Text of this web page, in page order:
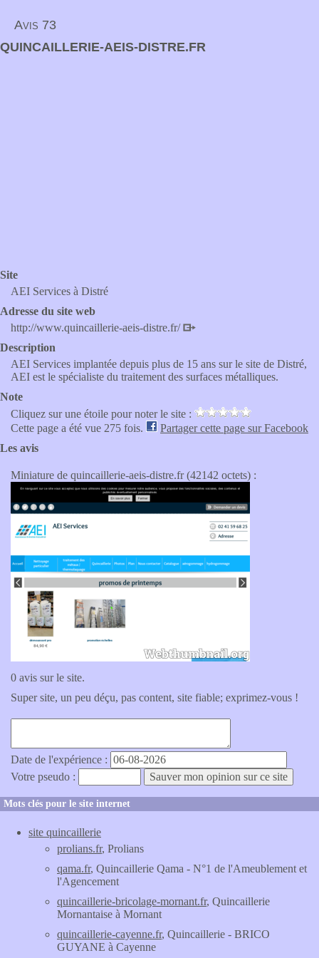
Avis 73
QUINCAILLERIE-AEIS-DISTRE.FR
Site
AEI Services à Distré
Adresse du site web
http://www.quincaillerie-aeis-distre.fr/
Description
AEI Services implantée depuis plus de 15 ans sur le site de Distré,
AEI est le spécialiste du traitement des surfaces métalliques.
Note
Cliquez sur une étoile pour noter le site :
Cette page a été vue 275 fois.
Partager cette page sur Facebook
Les avis
Miniature de quincaillerie-aeis-distre.fr (42142 octets) :
0 avis sur le site.
Super site, un peu déçu, pas content, site fiable; exprimez-vous !
Date de l'expérience :
Votre pseudo :
Mots clés pour le site internet
site quincaillerie
prolians.fr, Prolians
qama.fr, Quincaillerie Qama - N°1 de l'Ameublement et
l'Agencement
quincaillerie-bricolage-mornant.fr, Quincaillerie
Mornantaise à Mornant
quincaillerie-cayenne.fr, Quincaillerie - BRICO
GUYANE à Cayenne